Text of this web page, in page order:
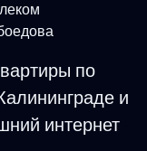
по
и
интернет